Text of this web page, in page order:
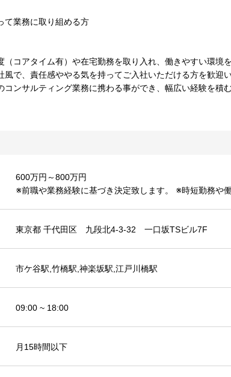
て業務に取り組める方
（コアタイム有）や在宅勤務を取り入れ、働きやすい環境
風で、責任感ややる気を持ってご入社いただける方を歓迎い
コンサルティング業務に携わる事ができ、幅広い経験を積
600万円～800万円
※前職や業務経験に基づき決定致します。 ※時短勤務や
東京都 千代田区 九段北4‐3‐32 一口坂TSビル7F
市ケ谷駅,竹橋駅,神楽坂駅,江戸川橋駅
09:00 ~ 18:00
月15時間以下